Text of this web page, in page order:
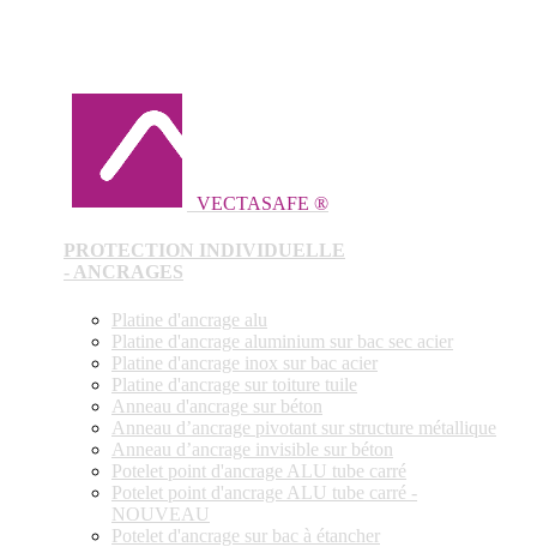
VECTASAFE ®
PROTECTION INDIVIDUELLE
- ANCRAGES
Platine d'ancrage alu
Platine d'ancrage aluminium sur bac sec acier
Platine d'ancrage inox sur bac acier
Platine d'ancrage sur toiture tuile
Anneau d'ancrage sur béton
Anneau d’ancrage pivotant sur structure métallique
Anneau d’ancrage invisible sur béton
Potelet point d'ancrage ALU tube carré
Potelet point d'ancrage ALU tube carré -
NOUVEAU
Potelet d'ancrage sur bac à étancher